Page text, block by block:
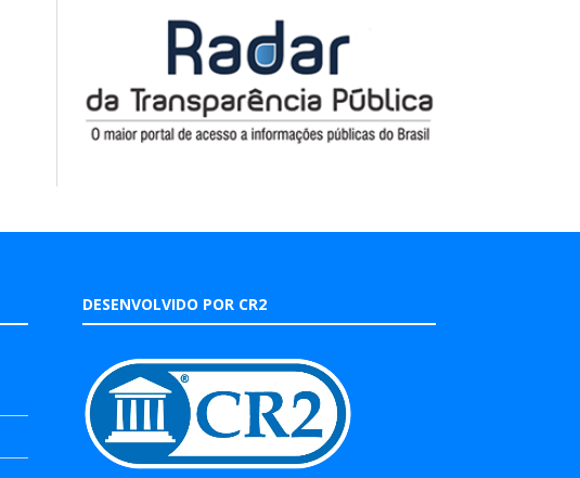
DESENVOLVIDO POR CR2